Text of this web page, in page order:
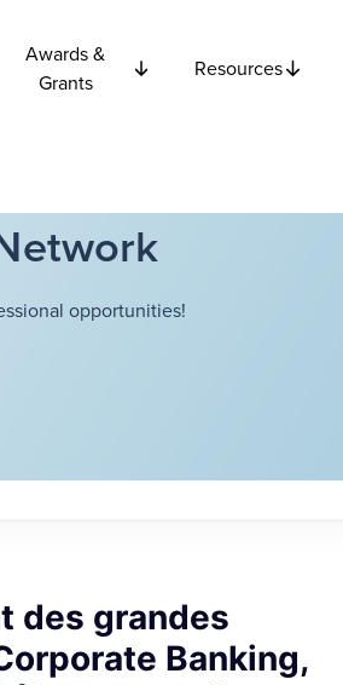
Awards &
Grants
Resources
opportunities!
des grandes
Banking,